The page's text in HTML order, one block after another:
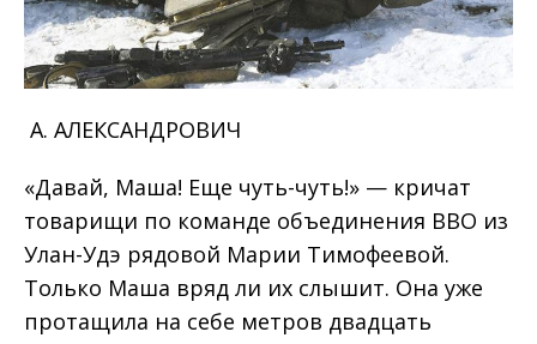
А. АЛЕКСАНДРОВИЧ
«Давай, Маша! Еще чуть-чуть!» — кричат
товарищи по команде объединения ВВО из
Улан-Удэ рядовой Марии Тимофеевой.
Только Маша вряд ли их слышит. Она уже
протащила на себе метров двадцать